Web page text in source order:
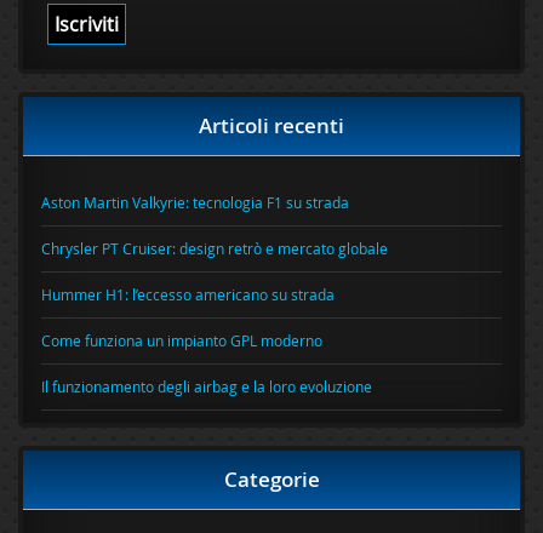
Articoli recenti
Aston Martin Valkyrie: tecnologia F1 su strada
Chrysler PT Cruiser: design retrò e mercato globale
Hummer H1: l’eccesso americano su strada
Come funziona un impianto GPL moderno
Il funzionamento degli airbag e la loro evoluzione
Categorie